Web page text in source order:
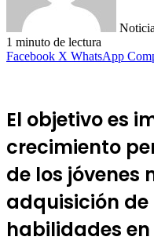
1 minuto de lectura
Facebook X WhatsApp
El objetivo es
crecimiento
de los jóvenes
adquisición
habilidades